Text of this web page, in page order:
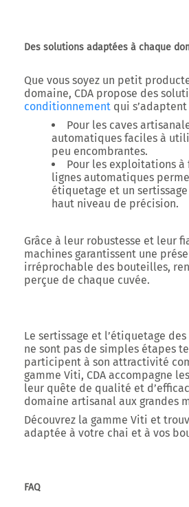
Des solutions adaptées à chaque
Que vous soyez un petit
domaine, CDA propose des
conditionnement qui
Pour les caves
automatiques faciles à
peu encombrantes.
Pour les exploitations
lignes automatiques
étiquetage et un
haut niveau de précision.
Grâce à leur robustesse et leur
machines garantissent une
irréprochable des bouteilles,
perçue de chaque cuvée.
Le sertissage et l’étiquetage
ne sont pas de simples étapes
participent à son attractivité
gamme Viti, CDA accompagne
leur quête de qualité et
domaine artisanal aux grandes
Découvrez la gamme Viti et
adaptée à votre chai et à vos
FAQ